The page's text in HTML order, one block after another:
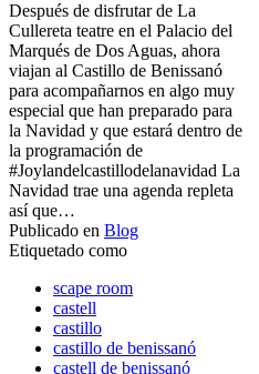
Después de disfrutar de La
Cullereta teatre en el Palacio del
Marqués de Dos Aguas, ahora
viajan al Castillo de Benissanó
para acompañarnos en algo muy
especial que han preparado para
la Navidad y que estará dentro de
la programación de
#Joylandelcastillodelanavidad La
Navidad trae una agenda repleta
así que…
Publicado en Blog
Etiquetado como
scape room
castell
castillo
castillo de benissanó
castell de benissanó